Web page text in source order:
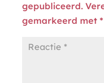
gepubliceerd.
gemarkeerd met *